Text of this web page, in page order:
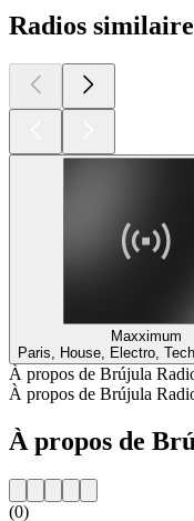
Radios
Maxximum
Paris, House, Electro,
À propos de Brújula
À propos de Brújula
À propos de
(0)